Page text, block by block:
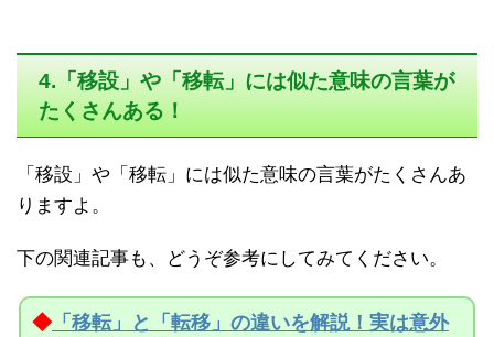
4.「移設」や「移転」には似た意味の言葉が
たくさんある！
「移設」や「移転」には似た意味の言葉がたくさんあ
りますよ。
下の関連記事も、どうぞ参考にしてみてください。
◆「移転」と「転移」の違いを解説！実は意外